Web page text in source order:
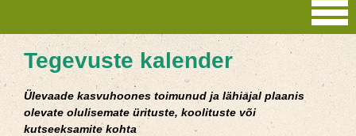
Tegevuste kalender
Ülevaade kasvuhoones toimunud ja lähiajal plaanis
olevate olulisemate ürituste, koolituste või
kutseeksamite kohta